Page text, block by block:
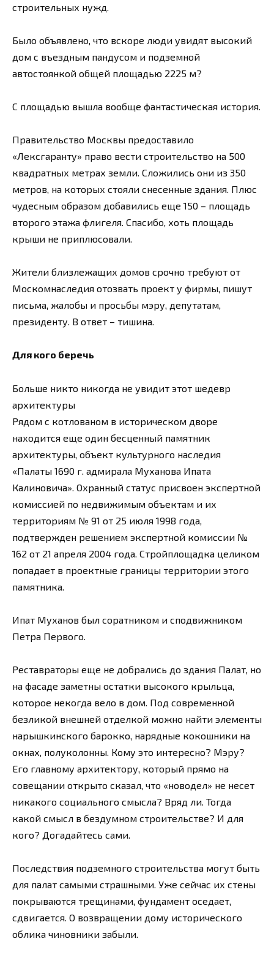
строительных нужд.
Было объявлено, что вскоре люди увидят высокий
дом с въездным пандусом и подземной
автостоянкой общей площадью 2225 м?
С площадью вышла вообще фантастическая история.
Правительство Москвы предоставило
«Лексгаранту» право вести строительство на 500
квадратных метрах земли. Сложились они из 350
метров, на которых стояли снесенные здания. Плюс
чудесным образом добавились еще 150 – площадь
второго этажа флигеля. Спасибо, хоть площадь
крыши не приплюсовали.
Жители близлежащих домов срочно требуют от
Москомнаследия отозвать проект у фирмы, пишут
письма, жалобы и просьбы мэру, депутатам,
президенту. В ответ – тишина.
Для кого беречь
Больше никто никогда не увидит этот шедевр
архитектуры
Рядом с котлованом в историческом дворе
находится еще один бесценный памятник
архитектуры, объект культурного наследия
«Палаты 1690 г. адмирала Муханова Ипата
Калиновича». Охранный статус присвоен экспертной
комиссией по недвижимым объектам и их
территориям № 91 от 25 июля 1998 года,
подтвержден решением экспертной комиссии №
162 от 21 апреля 2004 года. Стройплощадка целиком
попадает в проектные границы территории этого
памятника.
Ипат Муханов был соратником и сподвижником
Петра Первого.
Реставраторы еще не добрались до здания Палат, но
на фасаде заметны остатки высокого крыльца,
которое некогда вело в дом. Под современной
безликой внешней отделкой можно найти элементы
нарышкинского барокко, нарядные кокошники на
окнах, полуколонны. Кому это интересно? Мэру?
Его главному архитектору, который прямо на
совещании открыто сказал, что «новодел» не несет
никакого социального смысла? Вряд ли. Тогда
какой смысл в бездумном строительстве? И для
кого? Догадайтесь сами.
Последствия подземного строительства могут быть
для палат самыми страшными. Уже сейчас их стены
покрываются трещинами, фундамент оседает,
сдвигается. О возвращении дому исторического
облика чиновники забыли.